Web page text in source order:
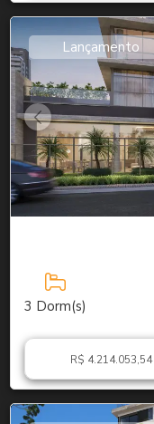
Lançamento
3 Dorm(s)
R$ 4.214.053,54